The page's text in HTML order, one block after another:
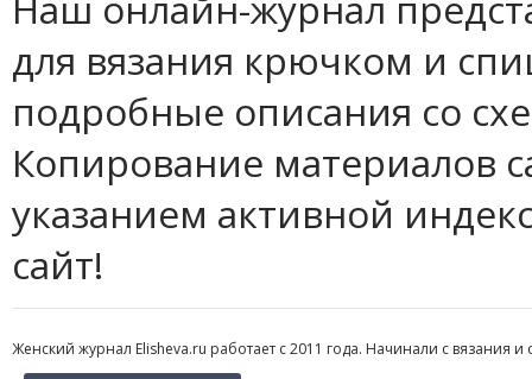
для вязания крючком и
подробные описания со
Копирование материалов
указанием активной
сайт!
Женский журнал Elisheva.ru работает с 2011 года. Начинали с вязания